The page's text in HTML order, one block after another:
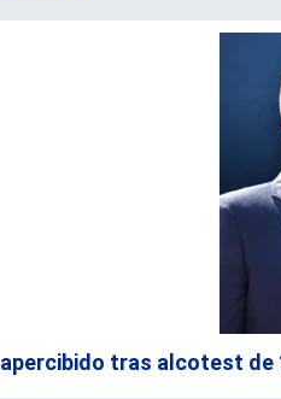
tras alcotest de